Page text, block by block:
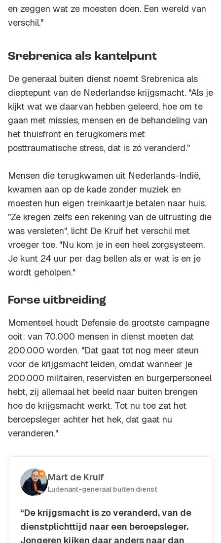
en zeggen wat ze moesten doen. Een wereld van
verschil."
Srebrenica als kantelpunt
De generaal buiten dienst noemt Srebrenica als
dieptepunt van de Nederlandse krijgsmacht. "Als je
kijkt wat we daarvan hebben geleerd, hoe om te
gaan met missies, mensen en de behandeling van
het thuisfront en terugkomers met
posttraumatische stress, dat is zó veranderd."
Mensen die terugkwamen uit Nederlands-Indië,
kwamen aan op de kade zonder muziek en
moesten hun eigen treinkaartje betalen naar huis.
"Ze kregen zelfs een rekening van de uitrusting die
was versleten", licht De Kruif het verschil met
vroeger toe. "Nu kom je in een heel zorgsysteem.
Je kunt 24 uur per dag bellen als er wat is en je
wordt geholpen."
Forse uitbreiding
Momenteel houdt Defensie de grootste campagne
ooit: van 70.000 mensen in dienst moeten dat
200.000 worden. "Dat gaat tot nog meer steun
voor de krijgsmacht leiden, omdat wanneer je
200.000 militairen, reservisten en burgerpersoneel
hebt, zij allemaal het beeld naar buiten brengen
hoe de krijgsmacht werkt. Tot nu toe zat het
beroepsleger achter het hek, dat gaat nu
veranderen."
Mart de Kruif
Luitenant-generaal buiten dienst
“De krijgsmacht is zo veranderd, van de
dienstplichttijd naar een beroepsleger.
Jongeren kijken daar anders naar dan